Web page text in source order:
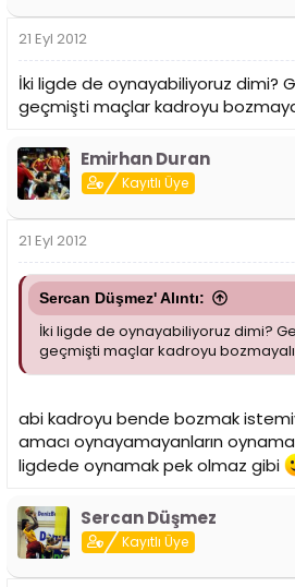
21 Eyl 2012
İki ligde de oynayabiliyoruz dimi?
geçmişti maçlar kadroyu
Emirhan Duran
Kayıtlı Üye
21 Eyl 2012
Sercan Düşmez' Alıntı:
İki ligde de oynayabiliyoruz dimi?
geçmişti maçlar kadroyu
abi kadroyu bende bozmak
amacı oynayamayanların
ligdede oynamak pek olmaz gibi
Sercan Düşmez
Kayıtlı Üye